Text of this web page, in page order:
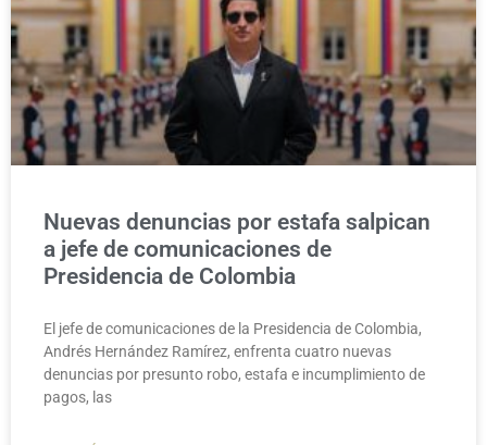
Nuevas denuncias por estafa salpican
a jefe de comunicaciones de
Presidencia de Colombia
El jefe de comunicaciones de la Presidencia de Colombia,
Andrés Hernández Ramírez, enfrenta cuatro nuevas
denuncias por presunto robo, estafa e incumplimiento de
pagos, las